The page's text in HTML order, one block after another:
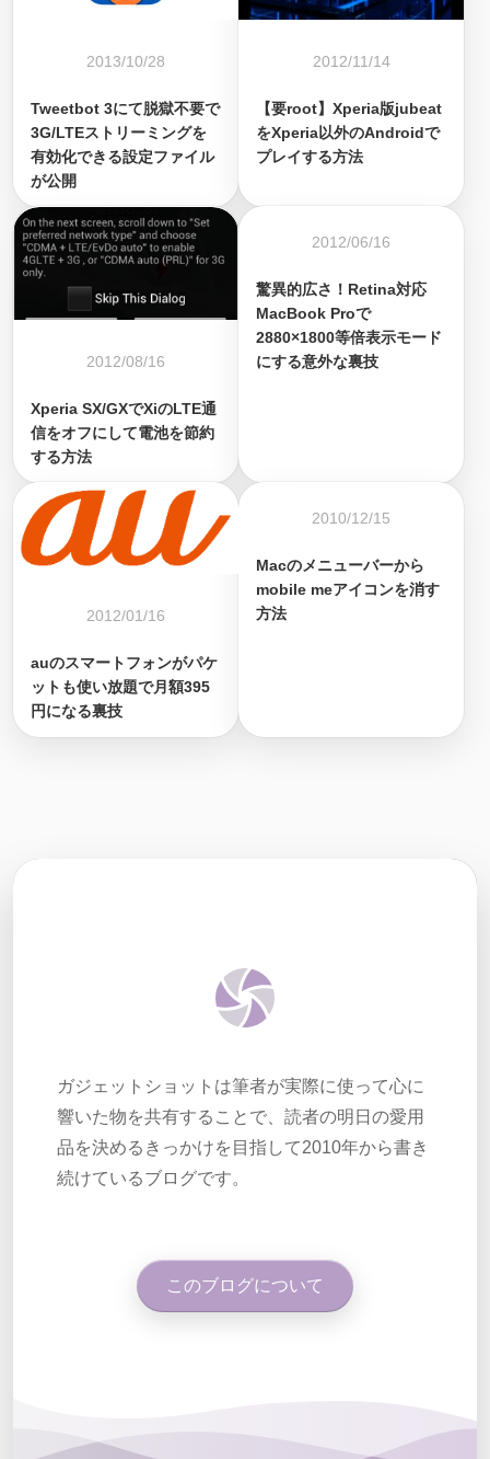
2013/10/28
Tweetbot 3にて脱獄不要で
3G/LTEストリーミングを
有効化できる設定ファイル
が公開
2012/11/14
【要root】Xperia版jubeat
をXperia以外のAndroidで
プレイする方法
2012/08/16
Xperia SX/GXでXiのLTE通
信をオフにして電池を節約
する方法
2012/06/16
驚異的広さ！Retina対応
MacBook Proで
2880×1800等倍表示モード
にする意外な裏技
2012/01/16
auのスマートフォンがパケ
ットも使い放題で月額395
円になる裏技
2010/12/15
Macのメニューバーから
mobile meアイコンを消す
方法
ガジェットショットは筆者が実際に使って心に
響いた物を共有することで、読者の明日の愛用
品を決めるきっかけを目指して2010年から書き
続けているブログです。
このブログについて